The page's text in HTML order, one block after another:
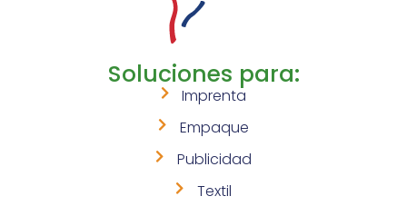
Soluciones para:
Imprenta
Empaque
Publicidad
Textil